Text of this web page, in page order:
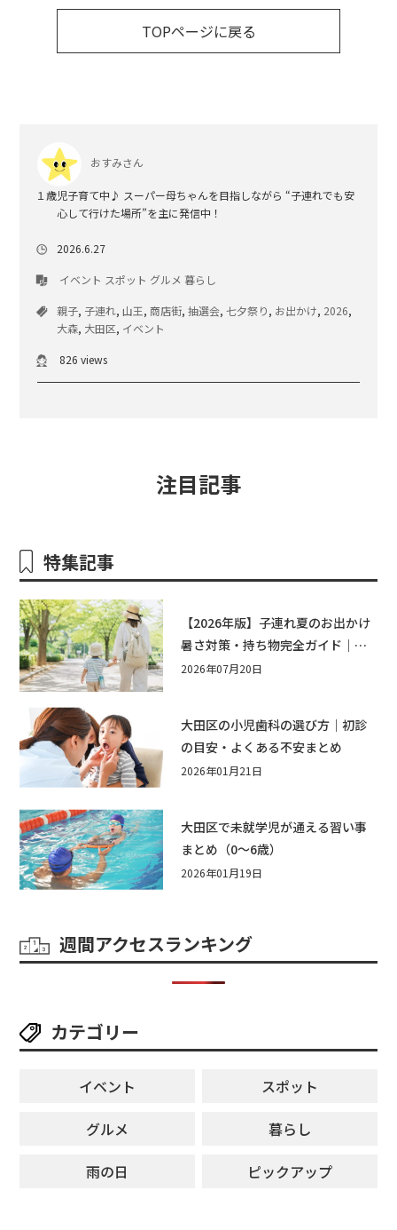
TOPページに戻る
おすみさん
１歳児子育て中♪ スーパー母ちゃんを目指しながら “子連れでも安
心して行けた場所”を主に発信中！
2026.6.27
イベント スポット グルメ 暮らし
親子, 子連れ,山王,商店街,抽選会,七夕祭り, お出かけ, 2026,
大森, 大田区, イベント
826 views
注目記事
特集記事
【2026年版】子連れ夏のお出かけ
暑さ対策・持ち物完全ガイド｜水
遊び・公園・夏祭りで本当に役立
2026年07月20日
大田区の小児歯科の選び方｜初診
の目安・よくある不安まとめ
2026年01月21日
大田区で未就学児が通える習い事
まとめ（0〜6歳）
2026年01月19日
週間アクセスランキング
カテゴリー
イベント
スポット
グルメ
暮らし
雨の日
ピックアップ